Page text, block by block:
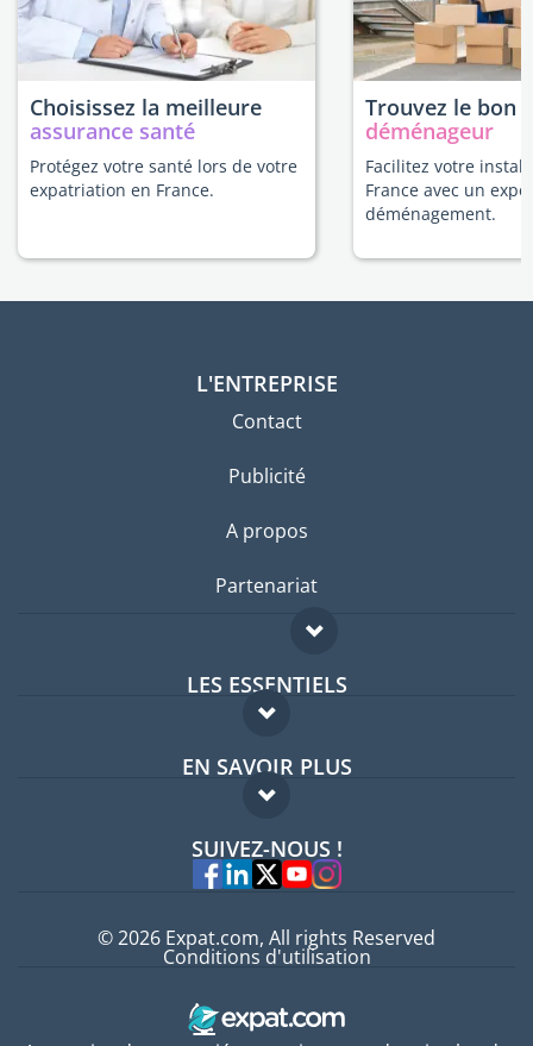
Choisissez la meilleure
assurance santé
Protégez votre santé lors de votre
expatriation en France.
Trouvez le bon
déménageur
Facilitez votre
France avec un
déménagement.
L'ENTREPRISE
Contact
Publicité
A propos
Partenariat
LES ESSENTIELS
Forum expatriés
Guides pays
EN SAVOIR PLUS
FAQ
Experts
SUIVEZ-NOUS !
© 2026 Expat.com, All rights Reserved
Conditions d'utilisation